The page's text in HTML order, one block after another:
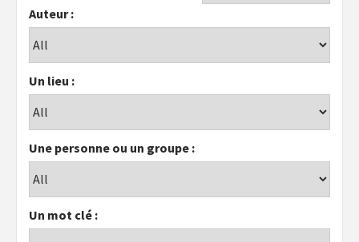
Auteur :
Un lieu :
Une personne ou un groupe :
Un mot clé :